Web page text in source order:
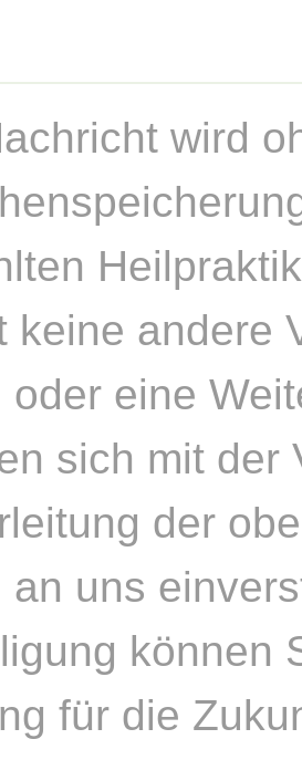
wird
keine andere
oder eine
sich mit der
der
an uns
können
für die